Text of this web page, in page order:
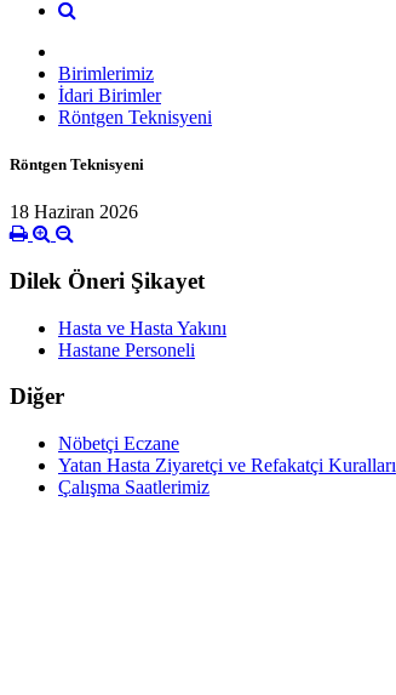
Birimlerimiz
İdari Birimler
Röntgen Teknisyeni
Röntgen Teknisyeni
18 Haziran 2026
Dilek Öneri Şikayet
Hasta ve Hasta Yakını
Hastane Personeli
Diğer
Nöbetçi Eczane
Yatan Hasta Ziyaretçi ve Refakatçi Kuralları
Çalışma Saatlerimiz